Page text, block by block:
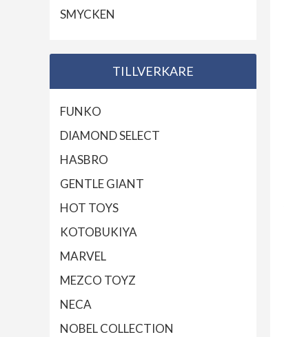
SMYCKEN
TILLVERKARE
FUNKO
DIAMOND SELECT
HASBRO
GENTLE GIANT
HOT TOYS
KOTOBUKIYA
MARVEL
MEZCO TOYZ
NECA
NOBEL COLLECTION